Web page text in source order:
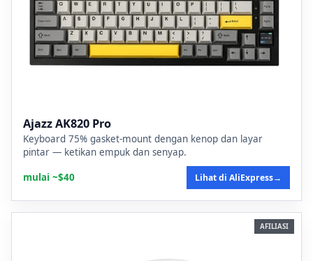
Ajazz AK820 Pro
Keyboard 75% gasket-mount dengan kenop dan layar
pintar — ketikan empuk dan senyap.
mulai ~$40
Lihat di AliExpress→
AFILIASI